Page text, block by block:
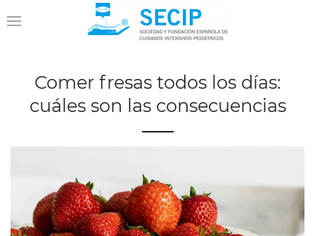
Comer fresas todos los días:
cuáles son las consecuencias